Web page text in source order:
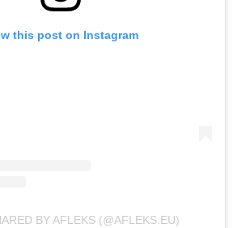
this post on Instagram
BY AFLEKS (@AFLEKS.EU)